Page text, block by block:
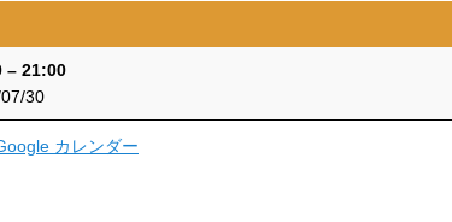
– 21:00
30
カレンダー